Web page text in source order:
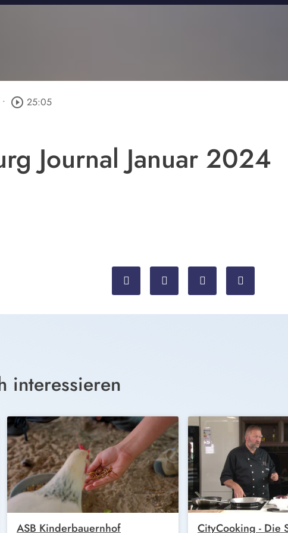
• play_circle_outline 25:05
Journal Januar 2024
interessieren
ASB Kinderbauernhof
CityCooking - Die